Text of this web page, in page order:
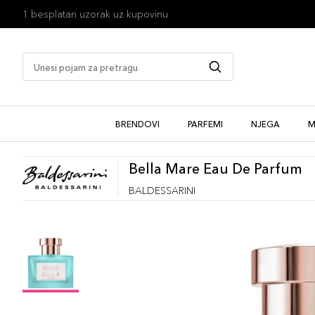
1 besplatan uzorak uz kupovinu
BRENDOVI PARFEMI NJEGA
Bella Mare Eau De Parfum
BALDESSARINI